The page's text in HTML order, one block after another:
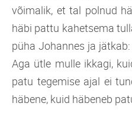
võimalik, et tal polnud
häbi pattu kahetsema
püha Johannes ja
Aga ütle mulle ikkagi,
patu tegemise ajal ei
häbene, kuid häbeneb